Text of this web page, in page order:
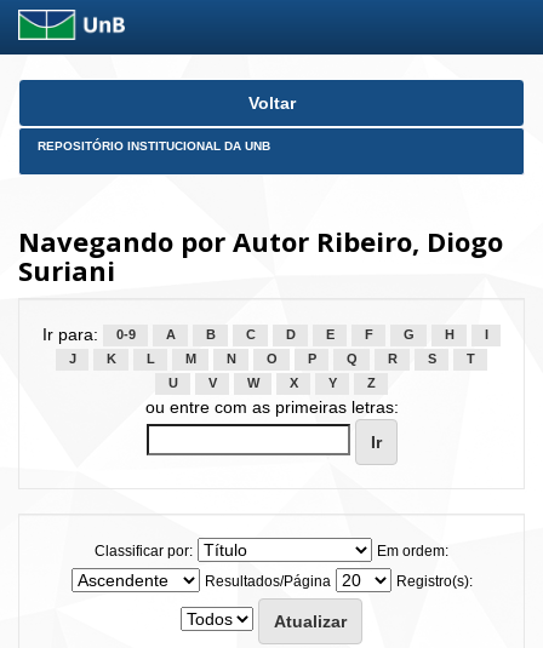
Skip
Voltar
REPOSITÓRIO INSTITUCIONAL DA UNB
Navegando por Autor Ribeiro, Diogo
Suriani
Ir para: 0-9 A B C D E F G H
J
K L M N O P Q R S
T
U
V W X Y Z
ou entre com as primeiras letras:
Classificar por:
Em ordem:
Resultados/Página
Registro(s):